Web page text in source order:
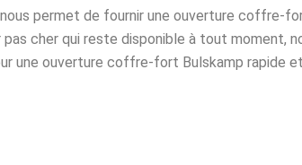
permet de fournir une ouverture coffre-
cher qui reste disponible à tout moment,
une ouverture coffre-fort Bulskamp rapide